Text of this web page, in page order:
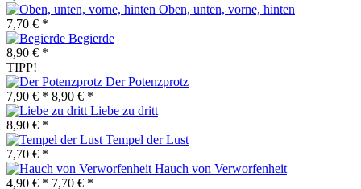
Oben, unten, vorne, hinten
7,70 € *
Begierde
8,90 € *
TIPP!
Der Potenzprotz
7,90 € * 8,90 € *
Liebe zu dritt
8,90 € *
Tempel der Lust
7,70 € *
Hauch von Verworfenheit
4,90 € * 7,70 € *